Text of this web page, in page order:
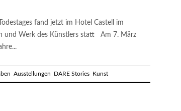
fand jetzt im Hotel Castell im
und Werk des Künstlers statt Am 7. März
Ausstellungen DARE Stories Kunst